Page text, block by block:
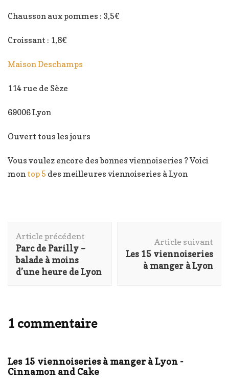
Chausson aux pommes : 3,5€
Croissant : 1,8€
Maison Deschamps
114 rue de Sèze
69006 Lyon
Ouvert tous les jours
Vous voulez encore des bonnes viennoiseries ? Voici
mon top 5 des meilleures viennoiseries à Lyon
d'article
Article précédent
Parc de Parilly –
balade à moins
d’une heure de Lyon
Article suivant
Les 15 viennoiseries
à manger à Lyon
1 commentaire
Les 15 viennoiseries à manger à Lyon -
Cinnamon and Cake